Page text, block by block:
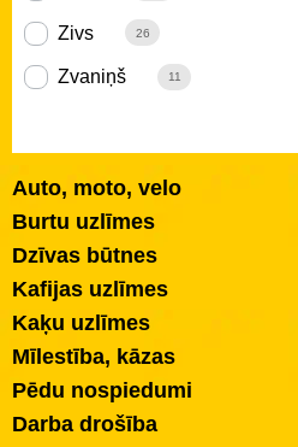
Zivs 26
Zvaniņš 11
Auto, moto, velo
Burtu uzlīmes
Dzīvas būtnes
Kafijas uzlīmes
Kaķu uzlīmes
Mīlestība, kāzas
Pēdu nospiedumi
Darba drošība